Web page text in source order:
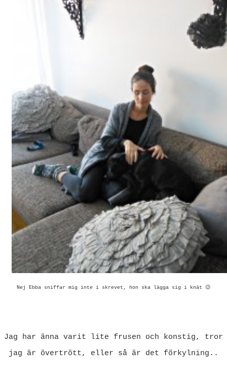
Nej Ebba sniffar mig inte i skrevet, hon ska lägga sig i knät 😉
Jag har änna varit lite frusen och konstig, tror
jag är övertrött, eller så är det förkylning..